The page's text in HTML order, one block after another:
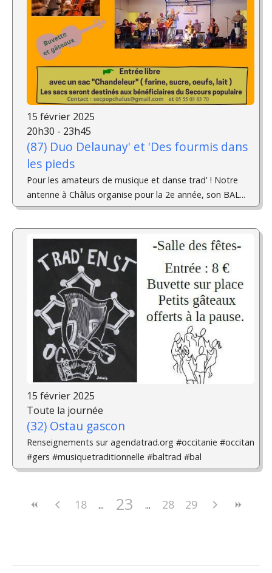
15 février 2025
20h30 - 23h45
(87) Duo Delaunay' et 'Des fourmis dans
les pieds
Pour les amateurs de musique et danse trad' ! Notre
antenne à Châlus organise pour la 2e année, son BAL...
15 février 2025
Toute la journée
(32) Ostau gascon
Renseignements sur agendatrad.org #occitanie #occitan
#gers #musiquetraditionnelle #baltrad #bal
18 23 28 29